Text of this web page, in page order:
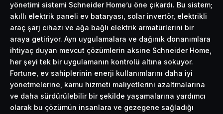
yönetimi sistemi Schneider Home’u öne çıkardı. Bu sistem;
akıllı elektrik paneli ev bataryası, solar invertör, elektrikli
araç şarj cihazı ve ağa bağlı elektrik armatürlerini bir
araya getiriyor. Ayrı uygulamalara ve dağınık donanımlara
ihtiyaç duyan mevcut çözümlerin aksine Schneider Home,
her şeyi tek bir uygulamanın kontrolü altına sokuyor.
Fortune, ev sahiplerinin enerji kullanımlarını daha iyi
yönetmelerine, kamu hizmeti maliyetlerini azaltmalarına
ve daha sürdürülebilir bir şekilde yaşamalarına yardımcı
olarak bu çözümün insanlara ve gezegene sağladığı